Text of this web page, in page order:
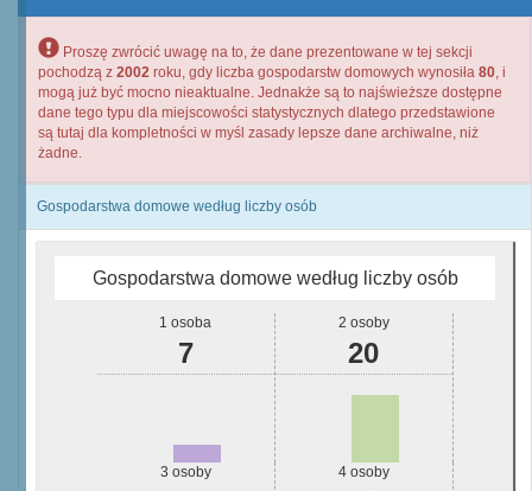
Proszę zwrócić uwagę na to, że dane prezentowane w tej sekcji
pochodzą z 2002 roku, gdy liczba gospodarstw domowych wynosiła 80, i
mogą już być mocno nieaktualne. Jednakże są to najświeższe dostępne
dane tego typu dla miejscowości statystycznych dlatego przedstawione
są tutaj dla kompletności w myśl zasady lepsze dane archiwalne, niż
żadne.
Gospodarstwa domowe według liczby osób
Gospodarstwa domowe według liczby osób
1 osoba
7
2 osoby
20
3 osoby 4 osoby